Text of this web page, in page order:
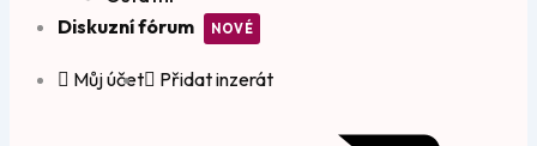
Diskuzní fórum
Můj účet Přidat inzerát